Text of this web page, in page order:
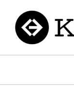
contenido
Kysm radio
Kysm Radio